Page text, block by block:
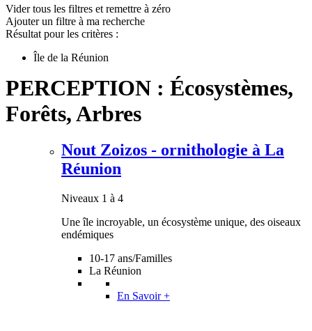
Vider tous les filtres et remettre à zéro
Ajouter un filtre à ma recherche
Résultat pour les critères :
Île de la Réunion
PERCEPTION : Écosystèmes,
Forêts, Arbres
Nout Zoizos - ornithologie à La
Réunion
Niveaux 1 à 4
Une île incroyable, un écosystème unique, des oiseaux
endémiques
10-17 ans/Familles
La Réunion
En Savoir +